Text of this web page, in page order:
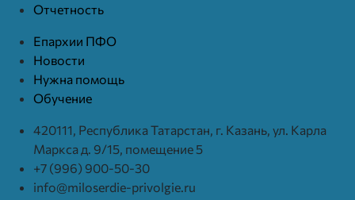
Отчетность
Епархии ПФО
Новости
Нужна помощь
Обучение
420111, Республика Татарстан, г. Казань, ул. Карла
Маркса д. 9/15, помещение 5
+7 (996) 900-50-30
info@miloserdie-privolgie.ru